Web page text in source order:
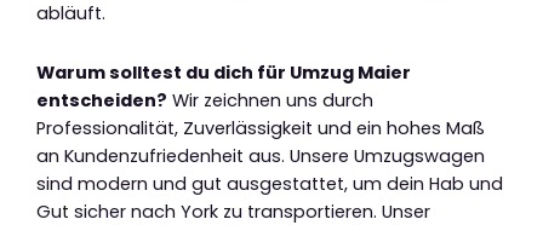
abläuft.
Warum solltest du dich für Umzug Maier
entscheiden? Wir zeichnen uns durch
Professionalität, Zuverlässigkeit und ein hohes Maß
an Kundenzufriedenheit aus. Unsere Umzugswagen
sind modern und gut ausgestattet, um dein Hab und
Gut sicher nach York zu transportieren. Unser